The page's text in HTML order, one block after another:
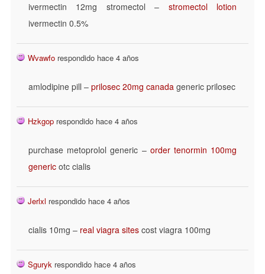
ivermectin 12mg stromectol – stromectol lotion
ivermectin 0.5%
Wvawfo respondido hace 4 años
amlodipine pill – prilosec 20mg canada generic prilosec
Hzkgop respondido hace 4 años
purchase metoprolol generic – order tenormin 100mg
generic otc cialis
Jerlxl respondido hace 4 años
cialis 10mg – real viagra sites cost viagra 100mg
Sguryk respondido hace 4 años